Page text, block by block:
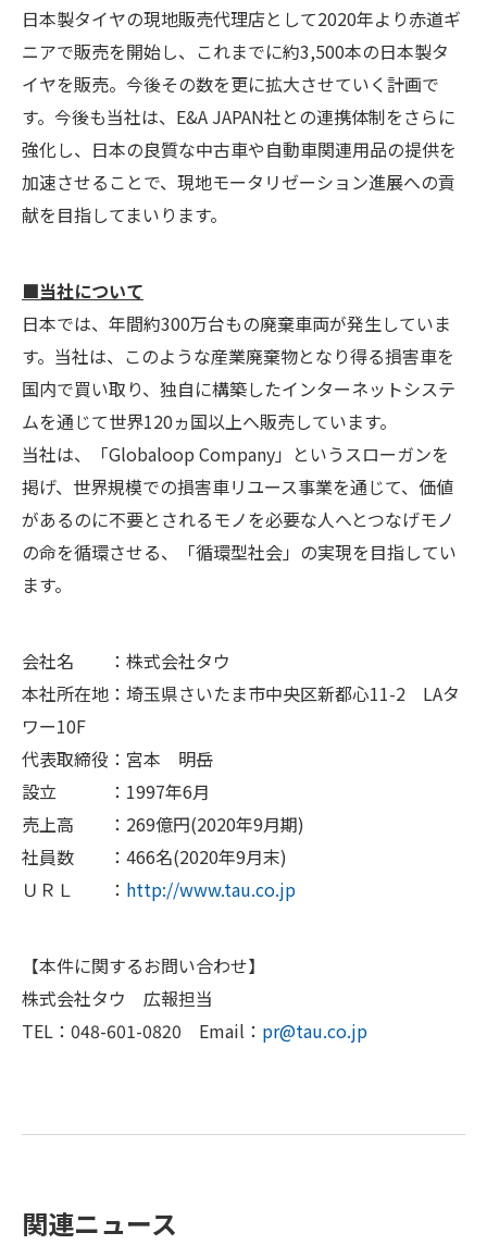
日本製タイヤの現地販売代理店として2020年より赤道ギ
ニアで販売を開始し、これまでに約3,500本の日本製タ
イヤを販売。今後その数を更に拡大させていく計画で
す。今後も当社は、E&A JAPAN社との連携体制をさらに
強化し、日本の良質な中古車や自動車関連用品の提供を
加速させることで、現地モータリゼーション進展への貢
献を目指してまいります。
■当社について
日本では、年間約300万台もの廃棄車両が発生していま
す。当社は、このような産業廃棄物となり得る損害車を
国内で買い取り、独自に構築したインターネットシステ
ムを通じて世界120ヵ国以上へ販売しています。
当社は、「Globaloop Company」というスローガンを
掲げ、世界規模での損害車リユース事業を通じて、価値
があるのに不要とされるモノを必要な人へとつなげモノ
の命を循環させる、「循環型社会」の実現を目指してい
ます。
会社名 ：株式会社タウ
本社所在地：埼玉県さいたま市中央区新都心11-2 LAタ
ワー10F
代表取締役：宮本 明岳
設立 ：1997年6月
売上高 ：269億円(2020年9月期)
社員数 ：466名(2020年9月末)
ＵＲＬ ： http://www.tau.co.jp
【本件に関するお問い合わせ】
株式会社タウ 広報担当
TEL：048-601-0820 Email： pr@tau.co.jp
関連ニュース